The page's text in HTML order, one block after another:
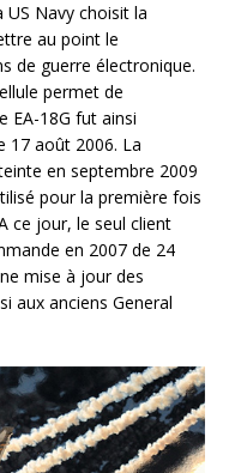
Navy choisit la
au point le
de guerre électronique.
permet de
EA-18G fut ainsi
17 août 2006. La
en septembre 2009
pour la première fois
ce jour, le seul client
en 2007 de 24
mise à jour des
aux anciens General